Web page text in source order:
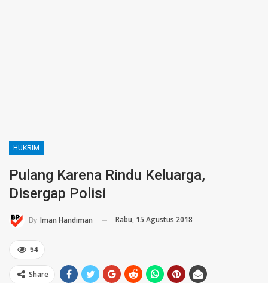
HUKRIM
Pulang Karena Rindu Keluarga,
Disergap Polisi
By Iman Handiman Rabu, 15 Agustus 2018
54
Share